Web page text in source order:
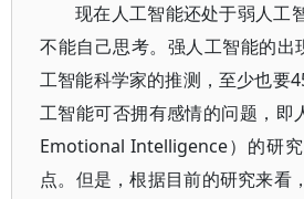
现在人工智能还处于弱人工
不能自己思考。强人工智能的出
工智能科学家的推测，至少也要
工智能可否拥有感情的问题，
Emotional Intelligence）的研
点。但是，根据目前的研究来看